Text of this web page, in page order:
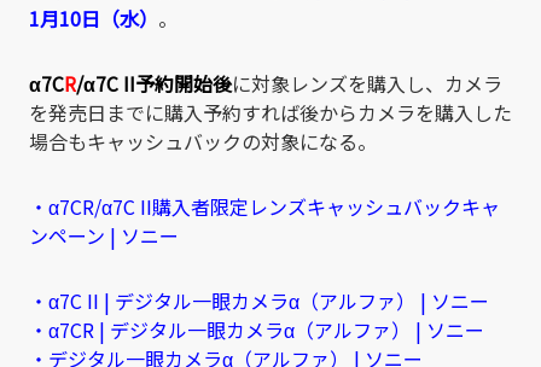
1月10日（水） 。
α7CR/α7C II予約開始後に対象レンズを購入し、カメラ
を発売日までに購入予約すれば後からカメラを購入した
場合もキャッシュバックの対象になる。
・α7CR/α7C II購入者限定レンズキャッシュバックキャ
ンペーン | ソニー
・α7C II | デジタル一眼カメラα（アルファ） | ソニー
・α7CR | デジタル一眼カメラα（アルファ） | ソニー
・デジタル一眼カメラα（アルファ） | ソニー